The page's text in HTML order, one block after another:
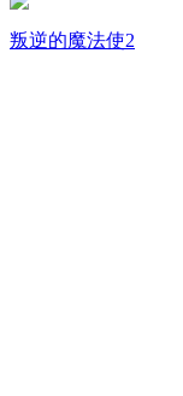
叛逆的魔法使2